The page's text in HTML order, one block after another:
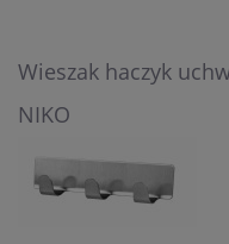
Wieszak haczyk
NIKO